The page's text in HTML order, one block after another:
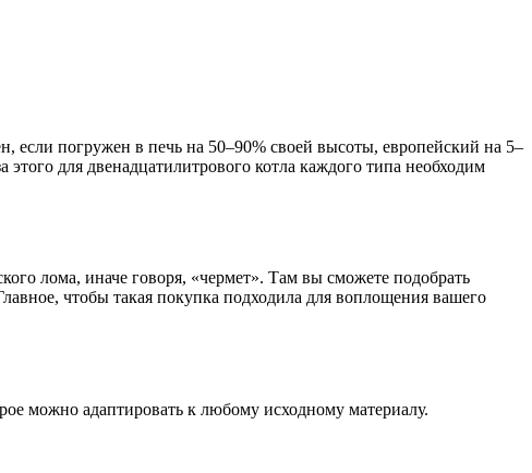
если погружен в печь на 50–90% своей высоты, европейский на 5–
этого для двенадцатилитрового котла каждого типа необходим
лома, иначе говоря, «чермет». Там вы сможете подобрать
чтобы такая покупка подходила для воплощения вашего
можно адаптировать к любому исходному материалу.